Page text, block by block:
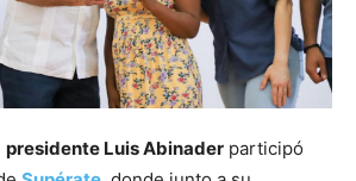
presidente Luis Abinader participó